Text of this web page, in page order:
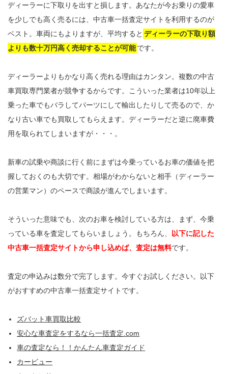
ディーラーに下取りを出すと損します。あなたが今お乗りの愛車
を少しでも高く売るには、中古車一括査定サイトを利用するのが
ベスト。車両にもよりますが、平均すると ディーラーの下取り額
よりも数十万円高く売却することが可能です。
ディーラーよりもかなり高く売れる理由はカンタン。複数の中古
車買取専門業者が競争するからです。こういった業者は10年以上
乗った車でもバラしてパーツにして輸出したりして売るので、か
なり古い車でも買取してもらえます。ディーラーだと逆に廃車費
用を取られてしまいますが・・・。
新車の試乗や商談に行く前にまずは今乗っているお車の価値を把
握しておくのも大切です。相場がわからないと相手（ディーラー
の営業マン）のペースで商談が進んでしまいます。
そういった意味でも、次のお車を検討している方は、まず、今乗
っている車を査定してもらいましょう。もちろん、
以下に記した
中古車一括査定サイトから申し込めば、査定は無料です。
査定の申込みは数分で完了します。今すぐお試しください。以下
がおすすめの中古車一括査定サイトです。
ズバット車買取比較
安心な車査定をするなら一括査定.com
車の査定なら！！かんたん車査定ガイド
カービュー